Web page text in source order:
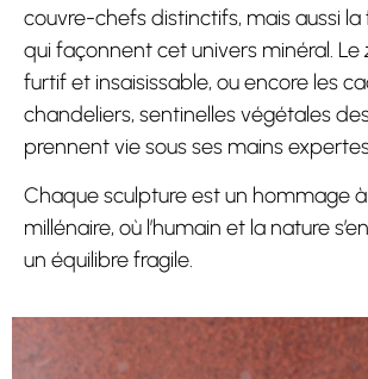
couvre-chefs distinctifs, mais aussi
qui façonnent cet univers minéral. Le
furtif et insaisissable, ou encore les
chandeliers, sentinelles végétales
prennent vie sous ses mains
Chaque sculpture est un hommage
millénaire, où l’humain et la nature
un équilibre fragile.